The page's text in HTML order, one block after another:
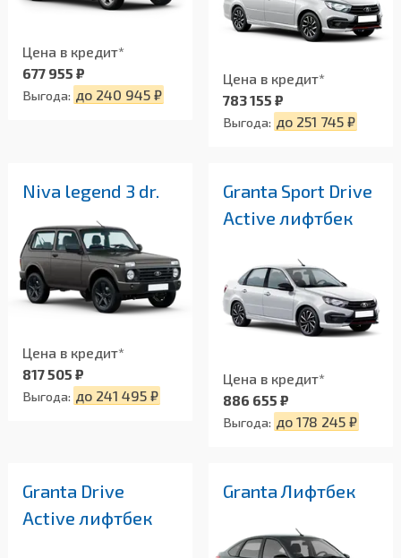
Цена в кредит*
677 955 ₽
Выгода: до 240 945 ₽
Цена в кредит*
783 155 ₽
Выгода: до 251 745 ₽
Niva legend 3 dr.
Цена в кредит*
817 505 ₽
Выгода: до 241 495 ₽
Granta Sport Drive
Active лифтбек
Цена в кредит*
886 655 ₽
Выгода: до 178 245 ₽
Granta Drive
Active лифтбек
Granta Лифтбек